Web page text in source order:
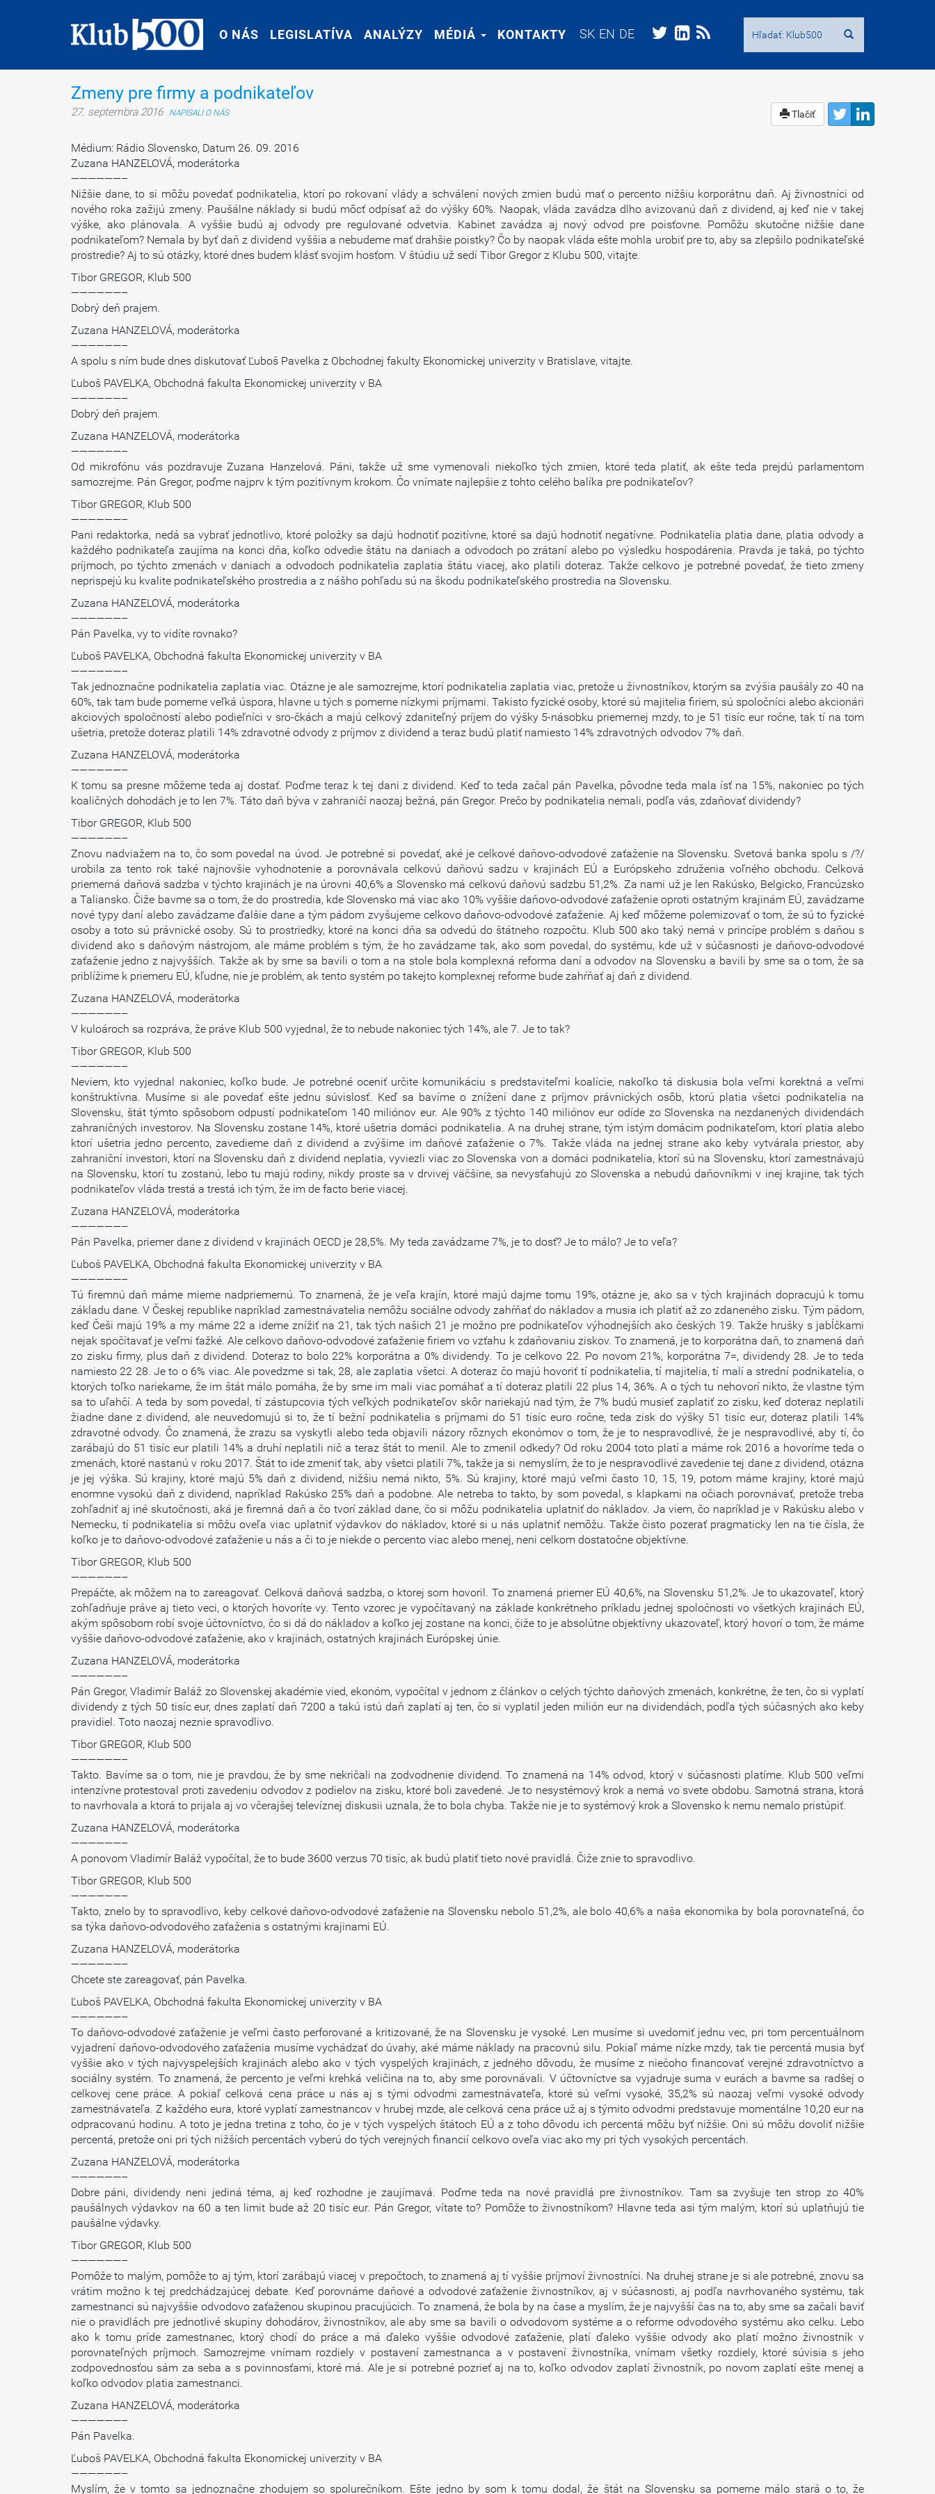
O NÁS LEGISLATÍVA ANALÝZY MÉDIÁ KONTAKTY SK EN DE
O NÁS LEGISLATÍVA ANALÝZY MÉDIÁ KONTAKTY SK EN DE
Zmeny pre firmy a podnikateľov
27. septembra 2016 NAPÍSALI O NÁS Tlačiť
Médium: Rádio Slovensko, Datum 26. 09. 2016
Zuzana HANZELOVÁ, moderátorka
——————–
Nižšie dane, to si môžu povedať podnikatelia, ktorí po rokovaní vlády a schválení nových zmien budú mať o percento nižšiu korporátnu daň. Aj živnostníci od
nového roka zažijú zmeny. Paušálne náklady si budú môcť odpísať až do výšky 60%. Naopak, vláda zavádza dlho avizovanú daň z dividend, aj keď nie v takej
výške, ako plánovala. A vyššie budú aj odvody pre regulované odvetvia. Kabinet zavádza aj nový odvod pre poisťovne. Pomôžu skutočne nižšie dane
podnikateľom? Nemala by byť daň z dividend vyššia a nebudeme mať drahšie poistky? Čo by naopak vláda ešte mohla urobiť pre to, aby sa zlepšilo podnikateľské
prostredie? Aj to sú otázky, ktoré dnes budem klásť svojim hosťom. V štúdiu už sedí Tibor Gregor z Klubu 500, vitajte.
Tibor GREGOR, Klub 500
——————–
Dobrý deň prajem.
Zuzana HANZELOVÁ, moderátorka
——————–
A spolu s ním bude dnes diskutovať Ľuboš Pavelka z Obchodnej fakulty Ekonomickej univerzity v Bratislave, vitajte.
Ľuboš PAVELKA, Obchodná fakulta Ekonomickej univerzity v BA
——————–
Dobrý deň prajem.
Zuzana HANZELOVÁ, moderátorka
——————–
Od mikrofónu vás pozdravuje Zuzana Hanzelová. Páni, takže už sme vymenovali niekoľko tých zmien, ktoré teda platiť, ak ešte teda prejdú parlamentom
samozrejme. Pán Gregor, poďme najprv k tým pozitívnym krokom. Čo vnímate najlepšie z tohto celého balíka pre podnikateľov?
Tibor GREGOR, Klub 500
——————–
Pani redaktorka, nedá sa vybrať jednotlivo, ktoré položky sa dajú hodnotiť pozitívne, ktoré sa dajú hodnotiť negatívne. Podnikatelia platia dane, platia odvody a
každého podnikateľa zaujíma na konci dňa, koľko odvedie štátu na daniach a odvodoch po zrátaní alebo po výsledku hospodárenia. Pravda je taká, po týchto
príjmoch, po týchto zmenách v daniach a odvodoch podnikatelia zaplatia štátu viacej, ako platili doteraz. Takže celkovo je potrebné povedať, že tieto zmeny
neprispejú ku kvalite podnikateľského prostredia a z nášho pohľadu sú na škodu podnikateľského prostredia na Slovensku.
Zuzana HANZELOVÁ, moderátorka
——————–
Pán Pavelka, vy to vidíte rovnako?
Ľuboš PAVELKA, Obchodná fakulta Ekonomickej univerzity v BA
——————–
Tak jednoznačne podnikatelia zaplatia viac. Otázne je ale samozrejme, ktorí podnikatelia zaplatia viac, pretože u živnostníkov, ktorým sa zvýšia paušály zo 40 na
60%, tak tam bude pomerne veľká úspora, hlavne u tých s pomerne nízkymi príjmami. Takisto fyzické osoby, ktoré sú majitelia firiem, sú spoločníci alebo akcionári
akciových spoločností alebo podieľníci v sro-čkách a majú celkový zdaniteľný príjem do výšky 5-násobku priemernej mzdy, to je 51 tisíc eur ročne, tak tí na tom
ušetria, pretože doteraz platili 14% zdravotné odvody z príjmov z dividend a teraz budú platiť namiesto 14% zdravotných odvodov 7% daň.
Zuzana HANZELOVÁ, moderátorka
——————–
K tomu sa presne môžeme teda aj dostať. Poďme teraz k tej dani z dividend. Keď to teda začal pán Pavelka, pôvodne teda mala ísť na 15%, nakoniec po tých
koaličných dohodách je to len 7%. Táto daň býva v zahraničí naozaj bežná, pán Gregor. Prečo by podnikatelia nemali, podľa vás, zdaňovať dividendy?
Tibor GREGOR, Klub 500
——————–
Znovu nadviažem na to, čo som povedal na úvod. Je potrebné si povedať, aké je celkové daňovo-odvodové zaťaženie na Slovensku. Svetová banka spolu s /?/
urobila za tento rok také najnovšie vyhodnotenie a porovnávala celkovú daňovú sadzu v krajinách EÚ a Európskeho združenia voľného obchodu. Celková
priemerná daňová sadzba v týchto krajinách je na úrovni 40,6% a Slovensko má celkovú daňovú sadzbu 51,2%. Za nami už je len Rakúsko, Belgicko, Francúzsko
a Taliansko. Čiže bavme sa o tom, že do prostredia, kde Slovensko má viac ako 10% vyššie daňovo-odvodové zaťaženie oproti ostatným krajinám EÚ, zavádzame
nové typy daní alebo zavádzame ďalšie dane a tým pádom zvyšujeme celkovo daňovo-odvodové zaťaženie. Aj keď môžeme polemizovať o tom, že sú to fyzické
osoby a toto sú právnické osoby. Sú to prostriedky, ktoré na konci dňa sa odvedú do štátneho rozpočtu. Klub 500 ako taký nemá v princípe problém s daňou s
dividend ako s daňovým nástrojom, ale máme problém s tým, že ho zavádzame tak, ako som povedal, do systému, kde už v súčasnosti je daňovo-odvodové
zaťaženie jedno z najvyšších. Takže ak by sme sa bavili o tom a na stole bola komplexná reforma daní a odvodov na Slovensku a bavili by sme sa o tom, že sa
priblížime k priemeru EÚ, kľudne, nie je problém, ak tento systém po takejto komplexnej reforme bude zahŕňať aj daň z dividend.
Zuzana HANZELOVÁ, moderátorka
——————–
V kuloároch sa rozpráva, že práve Klub 500 vyjednal, že to nebude nakoniec tých 14%, ale 7. Je to tak?
Tibor GREGOR, Klub 500
——————–
Neviem, kto vyjednal nakoniec, koľko bude. Je potrebné oceniť určite komunikáciu s predstaviteľmi koalície, nakoľko tá diskusia bola veľmi korektná a veľmi
konštruktívna. Musíme si ale povedať ešte jednu súvislosť. Keď sa bavíme o znížení dane z príjmov právnických osôb, ktorú platia všetci podnikatelia na
Slovensku, štát týmto spôsobom odpustí podnikateľom 140 miliónov eur. Ale 90% z týchto 140 miliónov eur odíde zo Slovenska na nezdanených dividendách
zahraničných investorov. Na Slovensku zostane 14%, ktoré ušetria domáci podnikatelia. A na druhej strane, tým istým domácim podnikateľom, ktorí platia alebo
ktorí ušetria jedno percento, zavedieme daň z dividend a zvýšime im daňové zaťaženie o 7%. Takže vláda na jednej strane ako keby vytvárala priestor, aby
zahraniční investori, ktorí na Slovensku daň z dividend neplatia, vyviezli viac zo Slovenska von a domáci podnikatelia, ktorí sú na Slovensku, ktorí zamestnávajú
na Slovensku, ktorí tu zostanú, lebo tu majú rodiny, nikdy proste sa v drvivej väčšine, sa nevysťahujú zo Slovenska a nebudú daňovníkmi v inej krajine, tak tých
podnikateľov vláda trestá a trestá ich tým, že im de facto berie viacej.
Zuzana HANZELOVÁ, moderátorka
——————–
Pán Pavelka, priemer dane z dividend v krajinách OECD je 28,5%. My teda zavádzame 7%, je to dosť? Je to málo? Je to veľa?
Ľuboš PAVELKA, Obchodná fakulta Ekonomickej univerzity v BA
——————–
Tú firemnú daň máme mierne nadpriemernú. To znamená, že je veľa krajín, ktoré majú dajme tomu 19%, otázne je, ako sa v tých krajinách dopracujú k tomu
základu dane. V Českej republike napríklad zamestnávatelia nemôžu sociálne odvody zahŕňať do nákladov a musia ich platiť až zo zdaneného zisku. Tým pádom,
keď Češi majú 19% a my máme 22 a ideme znížiť na 21, tak tých našich 21 je možno pre podnikateľov výhodnejších ako českých 19. Takže hrušky s jabĺčkami
nejak spočítavať je veľmi ťažké. Ale celkovo daňovo-odvodové zaťaženie firiem vo vzťahu k zdaňovaniu ziskov. To znamená, je to korporátna daň, to znamená daň
zo zisku firmy, plus daň z dividend. Doteraz to bolo 22% korporátna a 0% dividendy. To je celkovo 22. Po novom 21%, korporátna 7=, dividendy 28. Je to teda
namiesto 22 28. Je to o 6% viac. Ale povedzme si tak, 28, ale zaplatia všetci. A doteraz čo majú hovoriť tí podnikatelia, tí majitelia, tí malí a strední podnikatelia, o
ktorých toľko nariekame, že im štát málo pomáha, že by sme im mali viac pomáhať a tí doteraz platili 22 plus 14, 36%. A o tých tu nehovorí nikto, že vlastne tým
sa to uľahčí. A teda by som povedal, tí zástupcovia tých veľkých podnikateľov skôr nariekajú nad tým, že 7% budú musieť zaplatiť zo zisku, keď doteraz neplatili
žiadne dane z dividend, ale neuvedomujú si to, že tí bežní podnikatelia s príjmami do 51 tisíc euro ročne, teda zisk do výšky 51 tisíc eur, doteraz platili 14%
zdravotné odvody. Čo znamená, že zrazu sa vyskytli alebo teda objavili názory rôznych ekonómov o tom, že je to nespravodlivé, že je nespravodlivé, aby tí, čo
zarábajú do 51 tisíc eur platili 14% a druhí neplatili nič a teraz štát to menil. Ale to zmenil odkedy? Od roku 2004 toto platí a máme rok 2016 a hovoríme teda o
zmenách, ktoré nastanú v roku 2017. Štát to ide zmeniť tak, aby všetci platili 7%, takže ja si nemyslím, že to je nespravodlivé zavedenie tej dane z dividend, otázna
je jej výška. Sú krajiny, ktoré majú 5% daň z dividend, nižšiu nemá nikto, 5%. Sú krajiny, ktoré majú veľmi často 10, 15, 19, potom máme krajiny, ktoré majú
enormne vysokú daň z dividend, napríklad Rakúsko 25% daň a podobne. Ale netreba to takto, by som povedal, s klapkami na očiach porovnávať, pretože treba
zohľadniť aj iné skutočnosti, aká je firemná daň a čo tvorí základ dane, čo si môžu podnikatelia uplatniť do nákladov. Ja viem, čo napríklad je v Rakúsku alebo v
Nemecku, tí podnikatelia si môžu oveľa viac uplatniť výdavkov do nákladov, ktoré si u nás uplatniť nemôžu. Takže čisto pozerať pragmaticky len na tie čísla, že
koľko je to daňovo-odvodové zaťaženie u nás a či to je niekde o percento viac alebo menej, neni celkom dostatočne objektívne.
Tibor GREGOR, Klub 500
——————–
Prepáčte, ak môžem na to zareagovať. Celková daňová sadzba, o ktorej som hovoril. To znamená priemer EÚ 40,6%, na Slovensku 51,2%. Je to ukazovateľ, ktorý
zohľadňuje práve aj tieto veci, o ktorých hovoríte vy. Tento vzorec je vypočítavaný na základe konkrétneho príkladu jednej spoločnosti vo všetkých krajinách EÚ,
akým spôsobom robí svoje účtovníctvo, čo si dá do nákladov a koľko jej zostane na konci, čiže to je absolútne objektívny ukazovateľ, ktorý hovorí o tom, že máme
vyššie daňovo-odvodové zaťaženie, ako v krajinách, ostatných krajinách Európskej únie.
Zuzana HANZELOVÁ, moderátorka
——————–
Pán Gregor, Vladimír Baláž zo Slovenskej akadémie vied, ekonóm, vypočítal v jednom z článkov o celých týchto daňových zmenách, konkrétne, že ten, čo si vyplatí
dividendy z tých 50 tisíc eur, dnes zaplatí daň 7200 a takú istú daň zaplatí aj ten, čo si vyplatil jeden milión eur na dividendách, podľa tých súčasných ako keby
pravidiel. Toto naozaj neznie spravodlivo.
Tibor GREGOR, Klub 500
——————–
Takto. Bavíme sa o tom, nie je pravdou, že by sme nekričali na zodvodnenie dividend. To znamená na 14% odvod, ktorý v súčasnosti platíme. Klub 500 veľmi
intenzívne protestoval proti zavedeniu odvodov z podielov na zisku, ktoré boli zavedené. Je to nesystémový krok a nemá vo svete obdobu. Samotná strana, ktorá
to navrhovala a ktorá to prijala aj vo včerajšej televíznej diskusii uznala, že to bola chyba. Takže nie je to systémový krok a Slovensko k nemu nemalo pristúpiť.
Zuzana HANZELOVÁ, moderátorka
——————–
A ponovom Vladimír Baláž vypočítal, že to bude 3600 verzus 70 tisíc, ak budú platiť tieto nové pravidlá. Čiže znie to spravodlivo.
Tibor GREGOR, Klub 500
——————–
Takto, znelo by to spravodlivo, keby celkové daňovo-odvodové zaťaženie na Slovensku nebolo 51,2%, ale bolo 40,6% a naša ekonomika by bola porovnateľná, čo
sa týka daňovo-odvodového zaťaženia s ostatnými krajinami EÚ.
Zuzana HANZELOVÁ, moderátorka
——————–
Chcete ste zareagovať, pán Pavelka.
Ľuboš PAVELKA, Obchodná fakulta Ekonomickej univerzity v BA
——————–
To daňovo-odvodové zaťaženie je veľmi často perforované a kritizované, že na Slovensku je vysoké. Len musíme si uvedomiť jednu vec, pri tom percentuálnom
vyjadrení daňovo-odvodového zaťaženia musíme vychádzať do úvahy, aké máme náklady na pracovnú silu. Pokiaľ máme nízke mzdy, tak tie percentá musia byť
vyššie ako v tých najvyspelejších krajinách alebo ako v tých vyspelých krajinách, z jedného dôvodu, že musíme z niečoho financovať verejné zdravotníctvo a
sociálny systém. To znamená, že percento je veľmi krehká veličina na to, aby sme porovnávali. V účtovníctve sa vyjadruje suma v eurách a bavme sa radšej o
celkovej cene práce. A pokiaľ celková cena práce u nás aj s tými odvodmi zamestnávateľa, ktoré sú veľmi vysoké, 35,2% sú naozaj veľmi vysoké odvody
zamestnávateľa. Z každého eura, ktoré vyplatí zamestnancov v hrubej mzde, ale celková cena práce už aj s týmito odvodmi predstavuje momentálne 10,20 eur na
odpracovanú hodinu. A toto je jedna tretina z toho, čo je v tých vyspelých štátoch EÚ a z toho dôvodu ich percentá môžu byť nižšie. Oni sú môžu dovoliť nižšie
percentá, pretože oni pri tých nižších percentách vyberú do tých verejných financií celkovo oveľa viac ako my pri tých vysokých percentách.
Zuzana HANZELOVÁ, moderátorka
——————–
Dobre páni, dividendy neni jediná téma, aj keď rozhodne je zaujímavá. Poďme teda na nové pravidlá pre živnostníkov. Tam sa zvyšuje ten strop zo 40%
paušálnych výdavkov na 60 a ten limit bude až 20 tisíc eur. Pán Gregor, vítate to? Pomôže to živnostníkom? Hlavne teda asi tým malým, ktorí sú uplatňujú tie
paušálne výdavky.
Tibor GREGOR, Klub 500
——————–
Pomôže to malým, pomôže to aj tým, ktorí zarábajú viacej v prepočtoch, to znamená aj tí vyššie príjmoví živnostníci. Na druhej strane je si ale potrebné, znovu sa
vrátim možno k tej predchádzajúcej debate. Keď porovnáme daňové a odvodové zaťaženie živnostníkov, aj v súčasnosti, aj podľa navrhovaného systému, tak
zamestnanci sú najvyššie odvodovo zaťaženou skupinou pracujúcich. To znamená, že bola by na čase a myslím, že je najvyšší čas na to, aby sme sa začali baviť
nie o pravidlách pre jednotlivé skupiny dohodárov, živnostníkov, ale aby sme sa bavili o odvodovom systéme a o reforme odvodového systému ako celku. Lebo
ako k tomu príde zamestnanec, ktorý chodí do práce a má ďaleko vyššie odvodové zaťaženie, platí ďaleko vyššie odvody ako platí možno živnostník v
porovnateľných príjmoch. Samozrejme vnímam rozdiely v postavení zamestnanca a v postavení živnostníka, vnímam všetky rozdiely, ktoré súvisia s jeho
zodpovednosťou sám za seba a s povinnosťami, ktoré má. Ale je si potrebné pozrieť aj na to, koľko odvodov zaplatí živnostník, po novom zaplatí ešte menej a
koľko odvodov platia zamestnanci.
Zuzana HANZELOVÁ, moderátorka
——————–
Pán Pavelka.
Ľuboš PAVELKA, Obchodná fakulta Ekonomickej univerzity v BA
——————–
Myslím, že v tomto sa jednoznačne zhodujem so spolurečníkom. Ešte jedno by som k tomu dodal, že štát na Slovensku sa pomerne málo stará o to, že